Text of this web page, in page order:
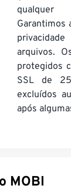
qualquer
Garantimos
arquivos.
protegidos
SSL de
excluídos
após
Converter outros arquivos para o formato MOBI